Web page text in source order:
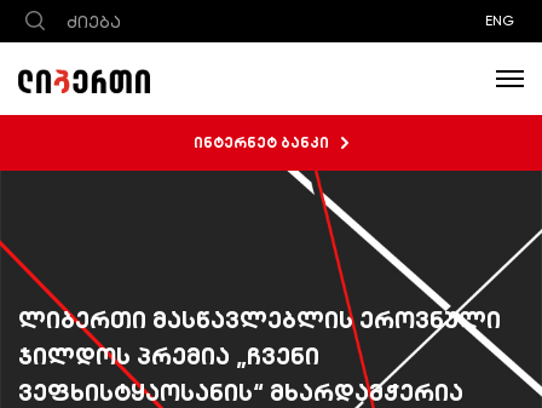
ENG
ინტერნეტ ბანკი
ლიბერთი მასწავლებლის ეროვნული
ჯილდოს პრემია „ჩვენი
ვეფხისტყაოსანის“ მხარდამჭერია